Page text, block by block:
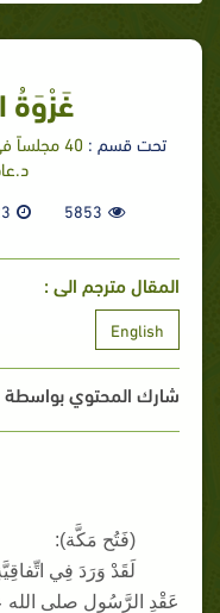
غَزْوَةُ
تحت قسم :
40
5853
المقال مترجم الى :
English
شارك المحتوي بواسطة
(فَتُح مَكَّة):
لَقَدْ وَرَدَ فِي
عَقْدِ الرَّسُول صلى الله